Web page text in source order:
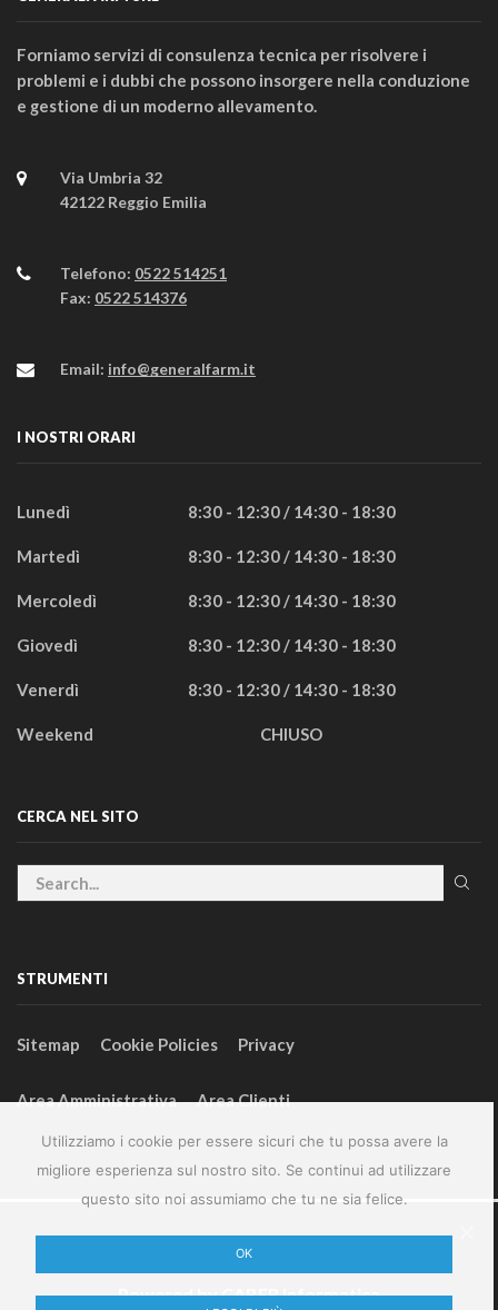
Utilizziamo i cookie per essere sicuri che tu possa avere la
migliore esperienza sul nostro sito. Se continui ad utilizzare
questo sito noi assumiamo che tu ne sia felice.
OK
Forniamo servizi di consulenza tecnica per risolvere i
problemi e i dubbi che possono insorgere nella conduzione
e gestione di un moderno allevamento.
Via Umbria 32
42122 Reggio Emilia
Telefono: 0522 514251
Fax: 0522 514376
Email: info@generalfarm.it
I NOSTRI ORARI
Lunedì 8:30 - 12:30 / 14:30 - 18:30
Martedì 8:30 - 12:30 / 14:30 - 18:30
Mercoledì 8:30 - 12:30 / 14:30 - 18:30
Giovedì 8:30 - 12:30 / 14:30 - 18:30
Venerdì 8:30 - 12:30 / 14:30 - 18:30
Weekend CHIUSO
CERCA NEL SITO
STRUMENTI
Sitemap Cookie Policies Privacy
Area Amministrativa Area Clienti
2024 – GeneralFarm srl – P.IVA 00127580355
Powered byCABER Informatica